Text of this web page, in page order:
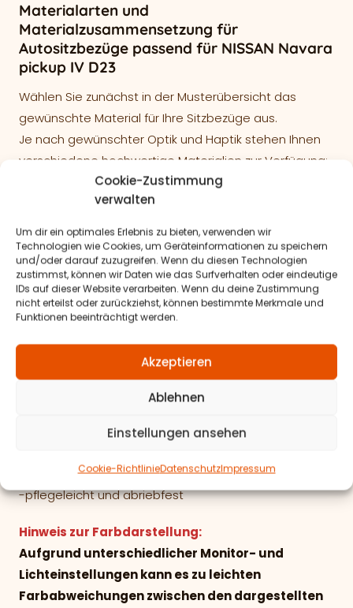
Cookie-Zustimmung
verwalten
Um dir ein optimales Erlebnis zu bieten, verwenden wir
Technologien wie Cookies, um Geräteinformationen zu speichern
und/oder darauf zuzugreifen. Wenn du diesen Technologien
zustimmst, können wir Daten wie das Surfverhalten oder eindeutige
IDs auf dieser Website verarbeiten. Wenn du deine Zustimmung
nicht erteilst oder zurückziehst, können bestimmte Merkmale und
Funktionen beeinträchtigt werden.
Akzeptieren
Ablehnen
Einstellungen ansehen
Cookie-RichtlinieDatenschutzImpressum
Materialarten und
Materialzusammensetzung für
Autositzbezüge passend für NISSAN Navara
pickup IV D23
Wählen Sie zunächst in der Musterübersicht das
gewünschte Material für Ihre Sitzbezüge aus.
Je nach gewünschter Optik und Haptik stehen Ihnen
verschiedene hochwertige Materialien zur Verfügung:
Lederlook – Kunstleder
Beschichtung: 60% PCV, 40% Polyester (PES)
Antarrlook-Wildlederoptik
100% Polyester (PES)
Materialeigenschaften:
Lichtechtheit
-langlebige und robuste Materialien
-pflegeleicht und abriebfest
Hinweis zur Farbdarstellung:
Aufgrund unterschiedlicher Monitor- und
Lichteinstellungen kann es zu leichten
Farbabweichungen zwischen den dargestellten